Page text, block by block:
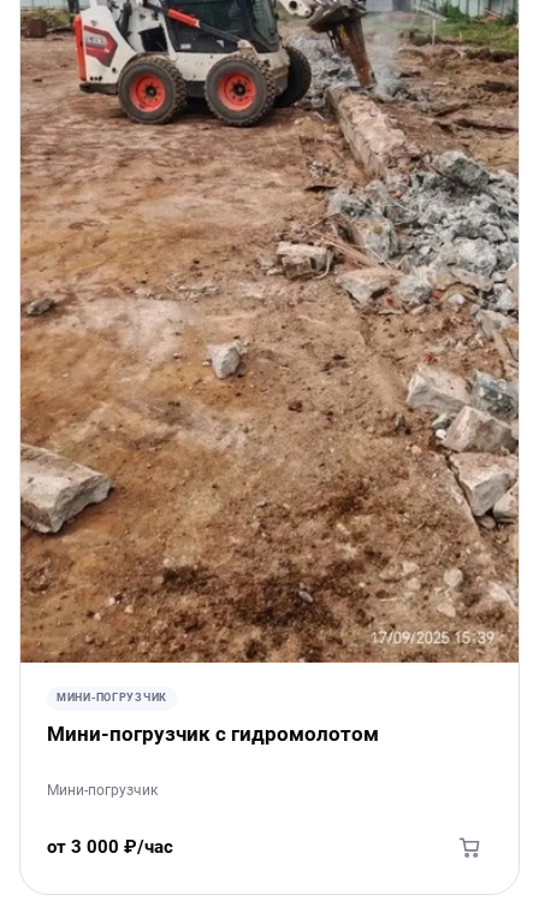
МИНИ-ПОГРУЗЧИК
Мини-погрузчик с гидромолотом
Мини-погрузчик
от 3 000 ₽/час